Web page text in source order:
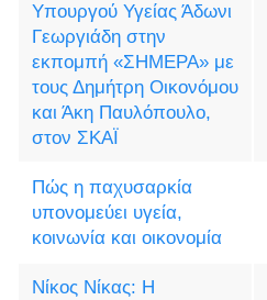
Υπουργού Υγείας Άδωνι
Γεωργιάδη στην
εκπομπή «ΣΗΜΕΡΑ» με
τους Δημήτρη Οικονόμου
και Άκη Παυλόπουλο,
στον ΣΚΑΪ
Πώς η παχυσαρκία
υπονομεύει υγεία,
κοινωνία και οικονομία
Νίκος Νίκας: Η